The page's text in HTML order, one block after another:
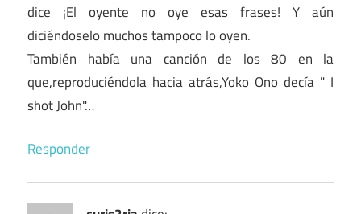
dice ¡El oyente no oye esas frases! Y aún
diciéndoselo muchos tampoco lo oyen.
También había una canción de los 80 en la
que,reproduciéndola hacia atrás,Yoko Ono decía " I
shot John"…
Responder